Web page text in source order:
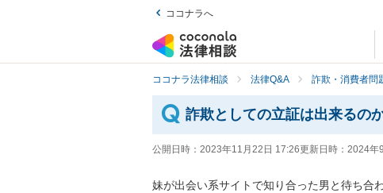
ココナラへ
ココナラ法律相談 法律Q&A 詐欺・消費者問
詐欺としての立証は出来るの
公開日時： 2023年11月22日 17:26更新日時： 2024年
妹が出会い系サイトで知り合った男と待ち合